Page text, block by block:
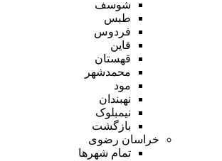
شوسف
طبس
فردوس
قاین
قهستان
محمدشهر
مود
نهبندان
نیمبلوک
بازگشت
خراسان رضوی
تمام شهر‌ها